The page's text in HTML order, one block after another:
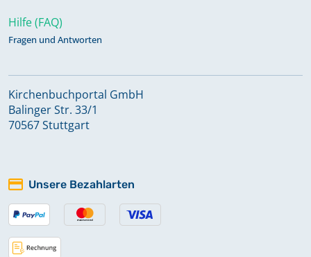
Hilfe (FAQ)
Fragen und Antworten
Kirchenbuchportal GmbH
Balinger Str. 33/1
70567 Stuttgart
Unsere Bezahlarten